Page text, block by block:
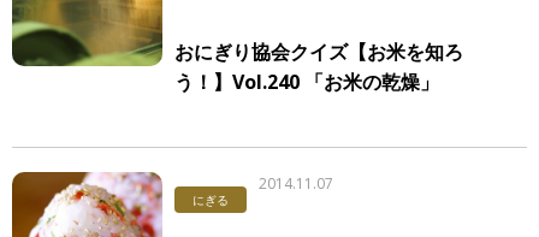
おにぎり協会クイズ【お米を知ろ
う！】Vol.240 「お米の乾燥」
にぎる
2014.11.07